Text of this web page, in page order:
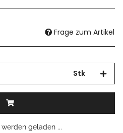
Frage zum Artikel
Stk
geladen ...